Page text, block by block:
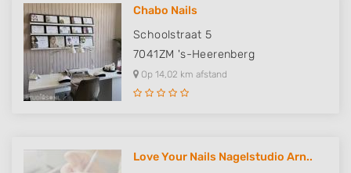
Chabo Nails
Schoolstraat 5
7041ZM 's-Heerenberg
Op 14,02 km afstand
Love Your Nails Nagelstudio Arn..